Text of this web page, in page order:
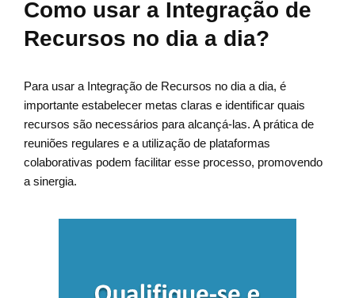
Como usar a Integração de
Recursos no dia a dia?
Para usar a Integração de Recursos no dia a dia, é
importante estabelecer metas claras e identificar quais
recursos são necessários para alcançá-las. A prática de
reuniões regulares e a utilização de plataformas
colaborativas podem facilitar esse processo, promovendo
a sinergia.